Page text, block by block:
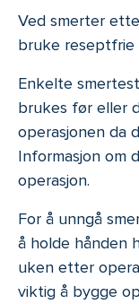
Ved smerter
bruke
Enkelte
brukes før eller
operasjonen da
Informasjon om
operasjon.
For å unngå
å holde hånden
uken etter
viktig å bygge